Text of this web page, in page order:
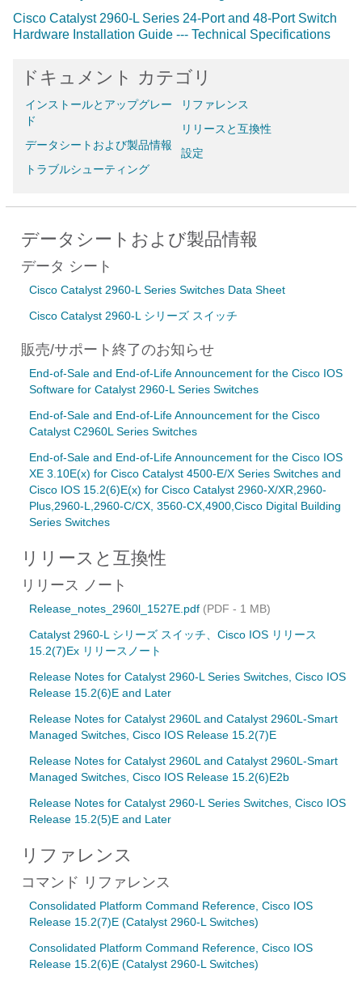
Cisco Catalyst 2960-L Series 24-Port and 48-Port Switch
Hardware Installation Guide --- Technical Specifications
ドキュメント カテゴリ
インストールとアップグレー
ド
データシートおよび製品情報
トラブルシューティング
リファレンス
リリースと互換性
設定
データシートおよび製品情報
データ シート
Cisco Catalyst 2960-L Series Switches Data Sheet
Cisco Catalyst 2960-L シリーズ スイッチ
販売/サポート終了のお知らせ
End-of-Sale and End-of-Life Announcement for the Cisco IOS
Software for Catalyst 2960-L Series Switches
End-of-Sale and End-of-Life Announcement for the Cisco
Catalyst C2960L Series Switches
End-of-Sale and End-of-Life Announcement for the Cisco IOS
XE 3.10E(x) for Cisco Catalyst 4500-E/X Series Switches and
Cisco IOS 15.2(6)E(x) for Cisco Catalyst 2960-X/XR,2960-
Plus,2960-L,2960-C/CX, 3560-CX,4900,Cisco Digital Building
Series Switches
リリースと互換性
リリース ノート
Release_notes_2960l_1527E.pdf (PDF - 1 MB)
Catalyst 2960-L シリーズ スイッチ、Cisco IOS リリース
15.2(7)Ex リリースノート
Release Notes for Catalyst 2960-L Series Switches, Cisco IOS
Release 15.2(6)E and Later
Release Notes for Catalyst 2960L and Catalyst 2960L-Smart
Managed Switches, Cisco IOS Release 15.2(7)E
Release Notes for Catalyst 2960L and Catalyst 2960L-Smart
Managed Switches, Cisco IOS Release 15.2(6)E2b
Release Notes for Catalyst 2960-L Series Switches, Cisco IOS
Release 15.2(5)E and Later
リファレンス
コマンド リファレンス
Consolidated Platform Command Reference, Cisco IOS
Release 15.2(7)E (Catalyst 2960-L Switches)
Consolidated Platform Command Reference, Cisco IOS
Release 15.2(6)E (Catalyst 2960-L Switches)